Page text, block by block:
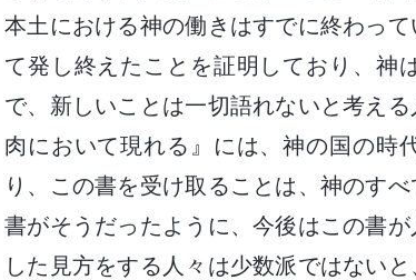
本土における神の働きはすでに終わっ
て発し終えたことを証明しており、神
で、新しいことは一切語れないと考え
肉において現れる』には、神の国の時
り、この書を受け取ることは、神のす
書がそうだったように、今後はこの書
した見方をする人々は少数派ではない